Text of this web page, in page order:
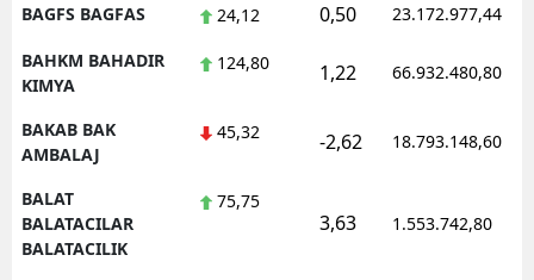
BAGFS BAGFAS 24,12 0,50 23.172.977,44
BAHKM BAHADIR
KIMYA
124,80 1,22 66.932.480,80
BAKAB BAK
AMBALAJ
45,32 -2,62 18.793.148,60
BALAT
BALATACILAR
BALATACILIK
75,75
3,63 1.553.742,80